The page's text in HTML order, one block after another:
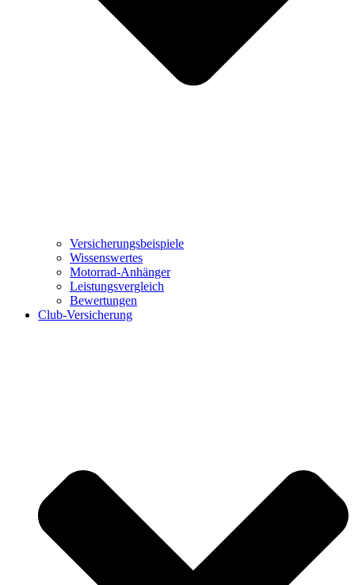
Versicherungsbeispiele
Wissenswertes
Motorrad-Anhänger
Leistungsvergleich
Bewertungen
Club-Versicherung